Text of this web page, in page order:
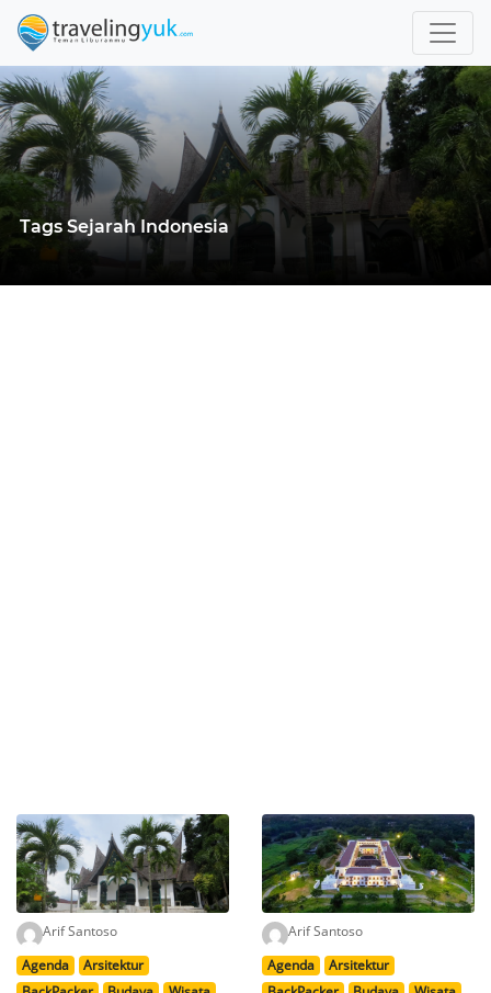
Tags Sejarah Indonesia
Arif Santoso
Agenda
Arsitektur
Arif Santoso
Agenda
Arsitektur